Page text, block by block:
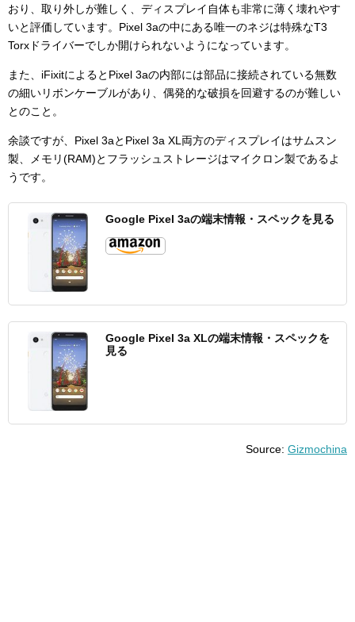
おり、取り外しが難しく、ディスプレイ自体も非常に薄く壊れやす
いと評価しています。Pixel 3aの中にある唯一のネジは特殊なT3
Torxドライバーでしか開けられないようになっています。
また、iFixitによるとPixel 3aの内部には部品に接続されている無数
の細いリボンケーブルがあり、偶発的な破損を回避するのが難しい
とのこと。
余談ですが、Pixel 3aとPixel 3a XL両方のディスプレイはサムスン
製、メモリ(RAM)とフラッシュストレージはマイクロン製であるよ
うです。
Google Pixel 3aの端末情報・スペックを見る
Google Pixel 3a XLの端末情報・スペックを
見る
Source: Gizmochina